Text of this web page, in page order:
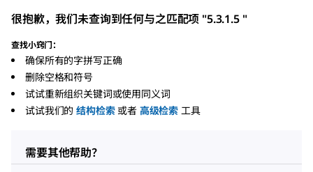
很抱歉，我们未查询到任何与之匹配项 "5.3.1.5 "
查找小窍门：
确保所有的字拼写正确
删除空格和符号
试试重新组织关键词或使用同义词
试试我们的 结构检索 或者 高级检索 工具
需要其他帮助？